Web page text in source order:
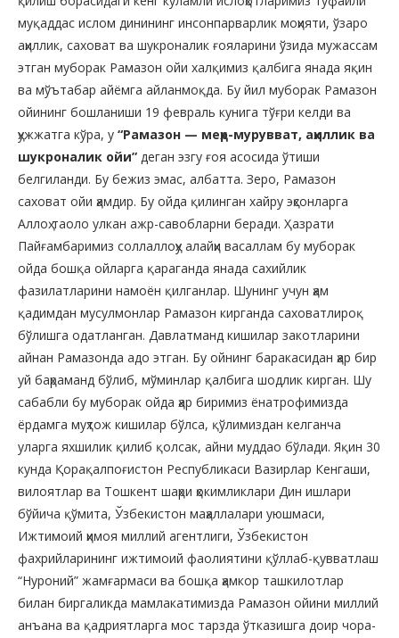
муқаддас ислом динининг инсонпарварлик моҳияти, ўзаро
аҳиллик, саховат ва шукроналик ғояларини ўзида мужассам
этган муборак Рамазон ойи халқимиз қалбига янада яқин
ва мўътабар айёмга айланмоқда. Бу йил муборак Рамазон
ойининг бошланиши 19 февраль кунига тўғри келди ва
ҳужжатга кўра, у “Рамазон — меҳр-мурувват, аҳиллик ва
шукроналик ойи” деган эзгу ғоя асосида ўтиши
белгиланди. Бу бежиз эмас, албатта. Зеро, Рамазон
саховат ойи ҳамдир. Бу ойда қилинган хайру эҳсонларга
Аллоҳ таоло улкан ажр-савобларни беради. Ҳазрати
Пайғамбаримиз соллаллоҳу алайҳи васаллам бу муборак
ойда бошқа ойларга қараганда янада сахийлик
фазилатларини намоён қилганлар. Шунинг учун ҳам
қадимдан мусулмонлар Рамазон кирганда саховатлироқ
бўлишга одатланган. Давлатманд кишилар закотларини
айнан Рамазонда адо этган. Бу ойнинг баракасидан ҳар бир
уй баҳраманд бўлиб, мўминлар қалбига шодлик кирган. Шу
сабабли бу муборак ойда ҳар биримиз ёнатрофимизда
ёрдамга муҳтож кишилар бўлса, қўлимиздан келганча
уларга яхшилик қилиб қолсак, айни муддао бўлади. Яқин 30
кунда Қорақалпоғистон Республикаси Вазирлар Кенгаши,
вилоятлар ва Тошкент шаҳри ҳокимликлари Дин ишлари
бўйича қўмита, Ўзбекистон маҳаллалари уюшмаси,
Ижтимоий ҳимоя миллий агентлиги, Ўзбекистон
фахрийларининг ижтимоий фаолиятини қўллаб-қувватлаш
“Нуроний” жамғармаси ва бошқа ҳамкор ташкилотлар
билан биргаликда мамлакатимизда Рамазон ойини миллий
анъана ва қадриятларга мос тарзда ўтказишга доир чора-